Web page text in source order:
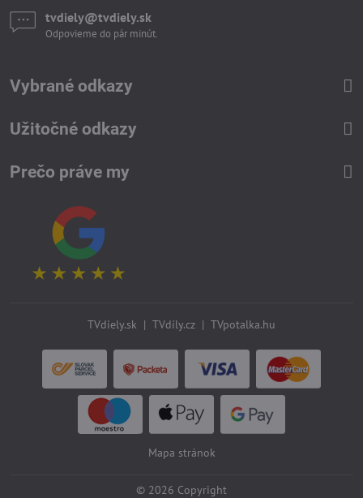
tvdiely​​@tvdiely​​.sk
Odpovieme do pár minút.
Vybrané odkazy
Užitočné odkazy
Prečo práve my
TVdiely.sk | TVdíly.cz | TVpotalka.hu
Mapa stránok
© 2026 Copyright